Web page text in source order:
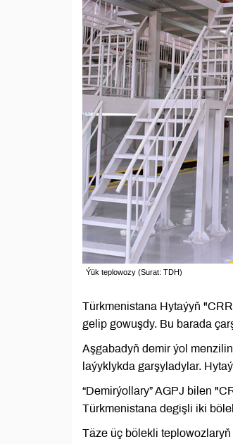
Ýük teplowozy (Surat: TDH)
Türkmenistana Hytaýyň
gelip gowuşdy. Bu barada
Aşgabadyň demir ýol
laýyklykda garşyladylar.
“Demirýollary” AGPJ bilen
Türkmenistana degişli iki
Täze üç bölekli